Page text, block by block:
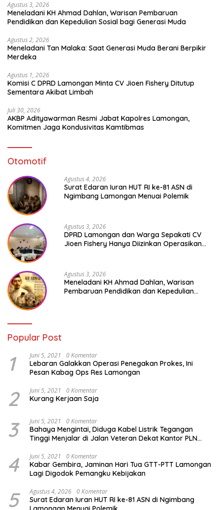
Agustus 3, 2026
Meneladani KH Ahmad Dahlan, Warisan Pembaruan
Pendidikan dan Kepedulian Sosial bagi Generasi Muda
Agustus 2, 2026
Meneladani Tan Malaka: Saat Generasi Muda Berani Berpikir
Merdeka
Agustus 1, 2026
Komisi C DPRD Lamongan Minta CV Jioen Fishery Ditutup
Sementara Akibat Limbah
Juli 30, 2026
AKBP Adityawarman Resmi Jabat Kapolres Lamongan,
Komitmen Jaga Kondusivitas Kamtibmas
Otomotif
Agustus 4, 2026
Surat Edaran Iuran HUT RI ke-81 ASN di
Ngimbang Lamongan Menuai Polemik
Agustus 3, 2026
DPRD Lamongan dan Warga Sepakati CV
Jioen Fishery Hanya Diizinkan Operasikan
Agustus 3, 2026
Meneladani KH Ahmad Dahlan, Warisan
Pembaruan Pendidikan dan Kepedulian
Popular Post
1 Juni 5, 2021 0 Komentar
Lebaran Galakkan Operasi Penegakan Prokes, Ini
Pesan Kabag Ops Res Lamongan
2 Juni 5, 2021 0 Komentar
Kurang Kerjaan Saja
3 Juni 5, 2021 0 Komentar
Bahaya Mengintai, Diduga Kabel Listrik Tegangan
Tinggi Menjalar di Jalan Veteran Dekat Kantor PLN
4 Juni 5, 2021 0 Komentar
Kabar Gembira, Jaminan Hari Tua GTT-PTT Lamongan
Lagi Digodok Pemangku Kebijakan
5 Agustus 4, 2026 0 Komentar
Surat Edaran Iuran HUT RI ke-81 ASN di Ngimbang